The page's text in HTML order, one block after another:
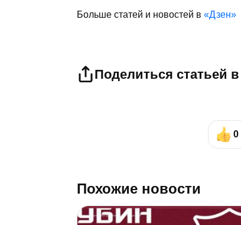
Больше статей и новостей в «Дзен»
Поделиться статьей
0
Похожие новости